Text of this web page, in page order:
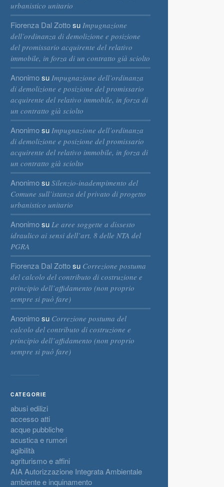
urbanistico unitario
Fiorenza Dal Zottosu Impugnazione
dell’ordinanza di demolizione e posizione
del promissario acquirente del relativo
immobile, in forza di un contratto già sciolto
Anonimosu Impugnazione dell’ordinanza
di demolizione e posizione del promissario
acquirente del relativo immobile, in forza di
un contratto già sciolto
Anonimosu Impugnazione dell’ordinanza
di demolizione e posizione del promissario
acquirente del relativo immobile, in forza di
un contratto già sciolto
Anonimosu Silenzio-inadempimento del
Comune sull’istanza del privato di progetto
urbanistico unitario
Anonimosu Le aree soggette a dissesto
idraulico ai sensi dell’art. 8 delle NTA del
PGRA
Fiorenza Dal Zottosu Correzione postuma
del calcolo del contributo di costruzione e
principio dell’affidamento (non proprio
sempre si può fare)
Anonimosu Correzione postuma del
calcolo del contributo di costruzione e
principio dell’affidamento (non proprio
sempre si può fare)
CATEGORIE
abusi edilizi
accesso atti
acque pubbliche
acustica e rumori
agibilità
agriturismo e affini
AIA Autorizzazione Integrata Ambientale
ambiente e inquinamento